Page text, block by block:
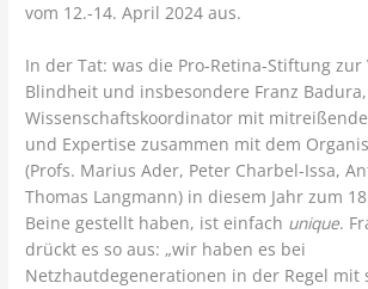
vom 12.-14. April 2024 aus.
In der Tat: was die Pro-Retina-Stiftung
Blindheit und insbesondere Franz
Wissenschaftskoordinator mit
und Expertise zusammen mit dem
(Profs. Marius Ader, Peter Charbel-Issa,
Thomas Langmann) in diesem Jahr zum
Beine gestellt haben, ist einfach unique.
drückt es so aus: „wir haben es bei
Netzhautdegenerationen in der Regel mit